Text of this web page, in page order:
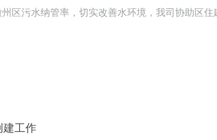
区污水纳管率，切实改善水环境，我司协助区
建工作